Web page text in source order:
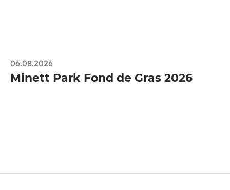
06.08.2026
Minett Park Fond de Gras 2026